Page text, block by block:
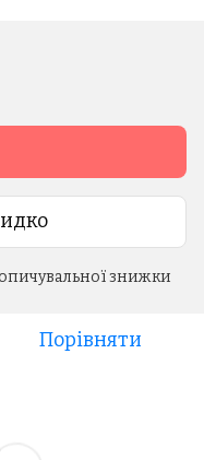
знижки
Порівняти